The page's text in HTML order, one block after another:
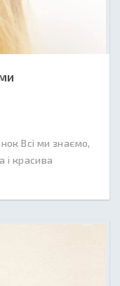
Всі ми знаємо,
і красива